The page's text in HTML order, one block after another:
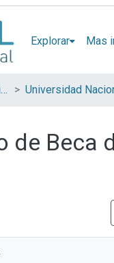
Explorar Mas
Investigadores en Universidades Nacionales de la provincia de Buenos Aires
de Beca